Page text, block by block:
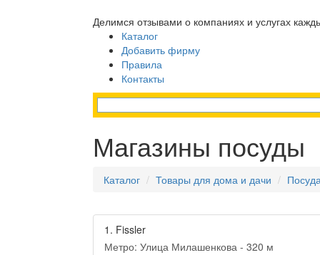
Делимся отзывами о компаниях и услугах
Каталог
Добавить фирму
Правила
Контакты
Магазины посуды
Каталог Товары для дома и дачи
1. Fissler
Метро: Улица Милашенкова - 320 м